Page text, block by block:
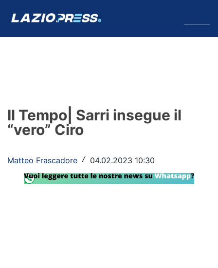
Formello
Primavera
Il Tempo| Sarri insegue il
“vero” Ciro
Matteo Frascadore / 04.02.2023 10:30